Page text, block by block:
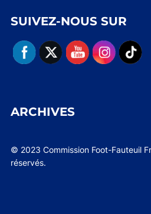
SUIVEZ-NOUS SUR
ARCHIVES
© 2023 Commission Foot-Fauteuil
réservés.